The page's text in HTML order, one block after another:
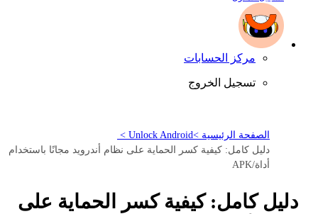
مركز الحسابات
تسجيل الخروج
الصفحة الرئيسية >Unlock Android >
دليل كامل: كيفية كسر الحماية على نظام أندرويد مجانًا باستخدام
أداة/APK
دليل كامل: كيفية كسر الحماية على